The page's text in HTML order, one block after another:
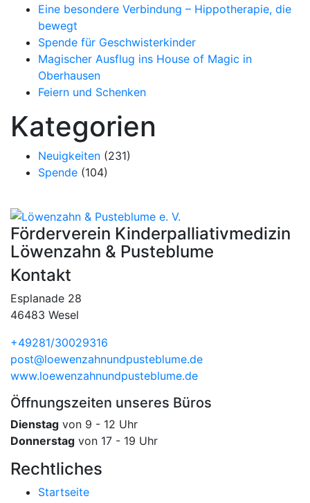
Eine besondere Verbindung – Hippotherapie, die
bewegt
Spende für Geschwisterkinder
Magischer Ausflug ins House of Magic in
Oberhausen
Feiern und Schenken
Kategorien
Neuigkeiten (231)
Spende (104)
Förderverein Kinder­palliativ­medizin
Löwenzahn & Pusteblume
Kontakt
Esplanade 28
46483 Wesel
+49281/30029316
post@loewenzahn­und­pusteblume.de
www.loewenzahnund­pusteblume.de
Öffnungszeiten unseres Büros
Dienstag von 9 - 12 Uhr
Donnerstag von 17 - 19 Uhr
Rechtliches
Startseite